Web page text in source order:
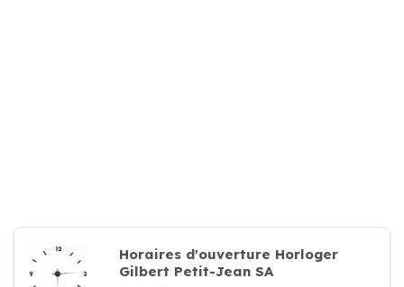
Horaires d'ouverture Horloger
Gilbert Petit-Jean SA